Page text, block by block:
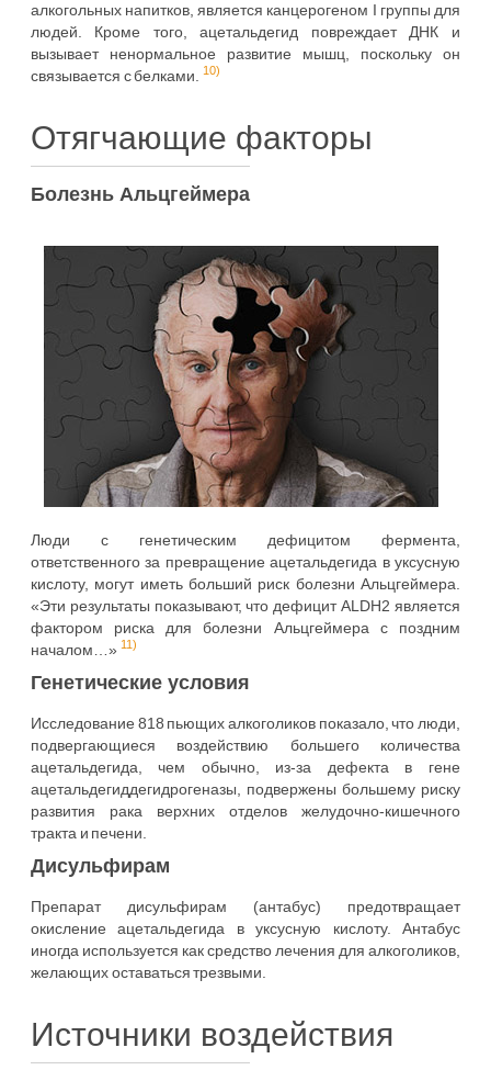
алкогольных напитков, является канцерогеном I группы для
людей. Кроме того, ацетальдегид повреждает ДНК и
вызывает ненормальное развитие мышц, поскольку он
связывается с белками.
10)
Отягчающие факторы
Болезнь Альцгеймера
Люди с генетическим дефицитом фермента,
ответственного за превращение ацетальдегида в уксусную
кислоту, могут иметь больший риск болезни Альцгеймера.
«Эти результаты показывают, что дефицит ALDH2 является
фактором риска для болезни Альцгеймера с поздним
началом…» 11)
Генетические условия
Исследование 818 пьющих алкоголиков показало, что люди,
подвергающиеся воздействию большего количества
ацетальдегида, чем обычно, из-за дефекта в гене
ацетальдегиддегидрогеназы, подвержены большему риску
развития рака верхних отделов желудочно-кишечного
тракта и печени.
Дисульфирам
Препарат дисульфирам (антабус) предотвращает
окисление ацетальдегида в уксусную кислоту. Антабус
иногда используется как средство лечения для алкоголиков,
желающих оставаться трезвыми.
Источники воздействия